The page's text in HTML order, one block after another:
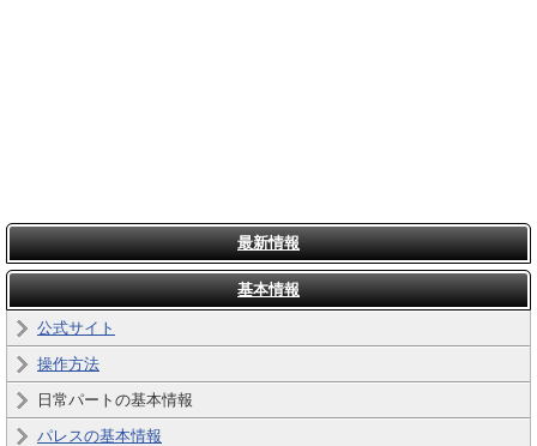
最新情報
基本情報
公式サイト
操作方法
日常パートの基本情報
パレスの基本情報